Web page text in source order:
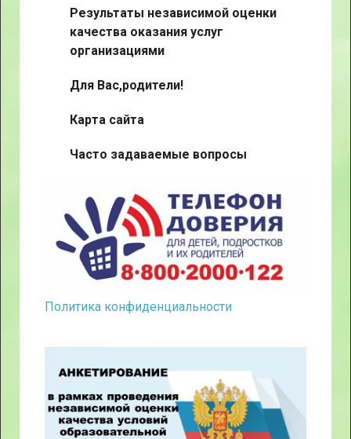
Результаты независимой оценки
качества оказания услуг
организациями
Для Вас,родители!
Карта сайта
Часто задаваемые вопросы
Политика конфиденциальности